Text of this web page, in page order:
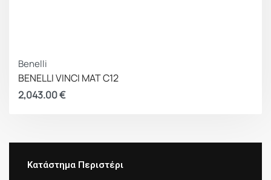
Benelli
BENELLI VINCI MAT C12
2,043.00€
Κατάστημα Περιστέρι